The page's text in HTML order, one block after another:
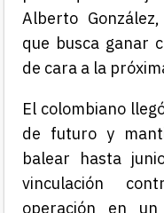
Alberto
que busca ganar
de cara a la
El colombiano
de futuro y
balear hasta
vinculación
operación en